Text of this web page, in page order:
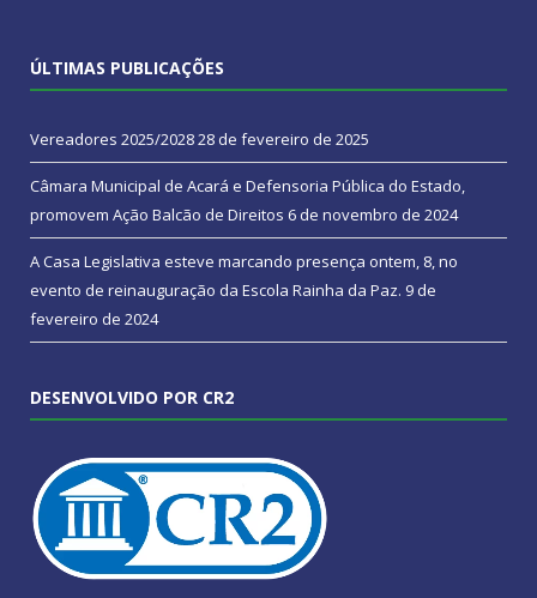
ÚLTIMAS PUBLICAÇÕES
Vereadores 2025/202828 de fevereiro de 2025
Câmara Municipal de Acará e Defensoria Pública do Estado,
promovem Ação Balcão de Direitos 6 de novembro de 2024
A Casa Legislativa esteve marcando presença ontem, 8, no
evento de reinauguração da Escola Rainha da Paz. 9 de
fevereiro de 2024
DESENVOLVIDO POR CR2